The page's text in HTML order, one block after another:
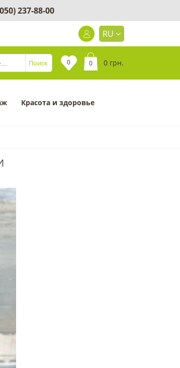
237-88-00
RU
Поиск 0 0 0 грн.
Красота и здоровье